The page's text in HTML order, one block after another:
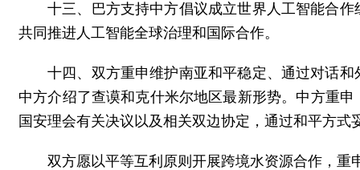
十三、巴方支持中方倡议成立世界人工智能合
共同推进人工智能全球治理和国际合作。
十四、双方重申维护南亚和平稳定、通过对话
中方介绍了查谟和克什米尔地区最新形势。中方重
国安理会有关决议以及相关双边协定，通过和平方式
双方愿以平等互利原则开展跨境水资源合作，重